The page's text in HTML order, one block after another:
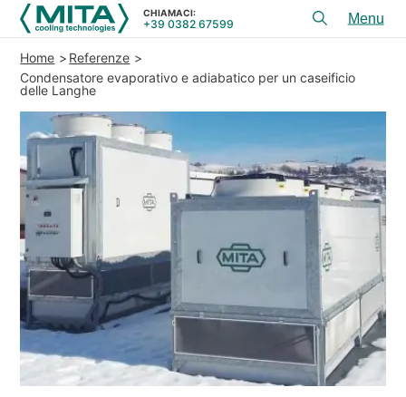
REFERENZE
CHIAMACI:
+39 0382 67599
menu
PRODOTTI
APPLICAZIONI
SERVIZI E CONSULENZA
SERVICE
RISORSE
CONTATTI
+39 0382 67599
Home
Referenze
Condensatore evaporativo e adiabatico per un caseificio
delle Langhe